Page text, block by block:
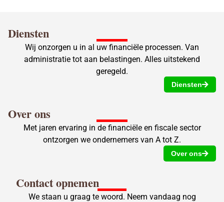
Diensten
Wij onzorgen u in al uw financiële processen. Van
administratie tot aan belastingen. Alles uitstekend
geregeld.
Diensten
Over ons
Met jaren ervaring in de financiële en fiscale sector
ontzorgen we ondernemers van A tot Z.
Over ons
Contact opnemen
We staan u graag te woord. Neem vandaag nog